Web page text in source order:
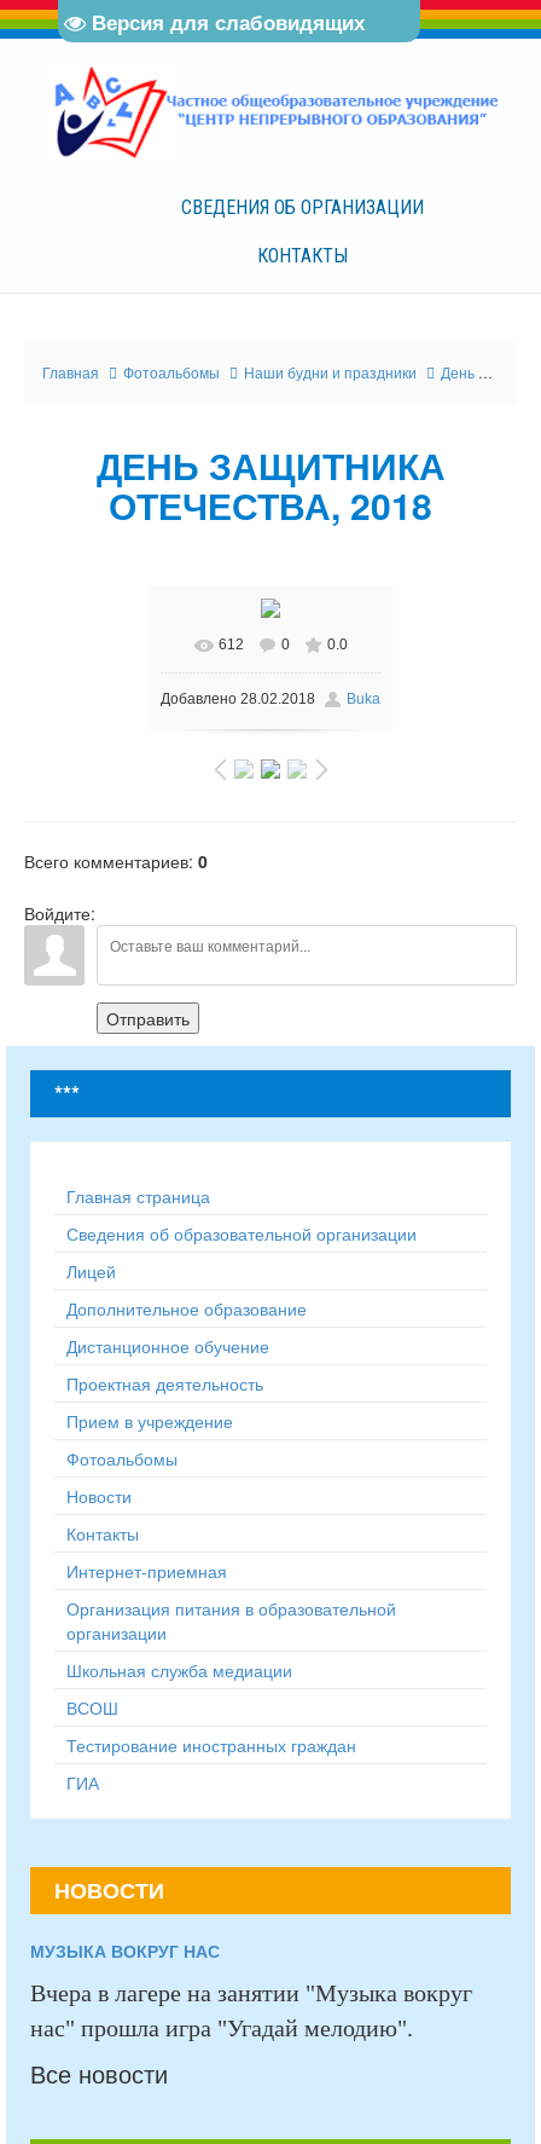
Версия для слабовидящих
СВЕДЕНИЯ ОБ ОРГАНИЗАЦИИ
КОНТАКТЫ
Главная Фотоальбомы Наши будни и праздники День защитника отечества, 2018
ДЕНЬ ЗАЩИТНИКА
ОТЕЧЕСТВА, 2018
612 0 0.0
Добавлено 28.02.2018 Buka
Всего комментариев: 0
Войдите:
Отправить
***
Главная страница
Сведения об образовательной организации
Лицей
Дополнительное образование
Дистанционное обучение
Проектная деятельность
Прием в учреждение
Фотоальбомы
Новости
Контакты
Интернет-приемная
Организация питания в образовательной
организации
Школьная служба медиации
ВСОШ
Тестирование иностранных граждан
ГИА
НОВОСТИ
МУЗЫКА ВОКРУГ НАС
Вчера в лагере на занятии "Музыка вокруг
нас" прошла игра "Угадай мелодию".
Все новости